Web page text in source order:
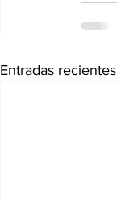
Entradas recientes